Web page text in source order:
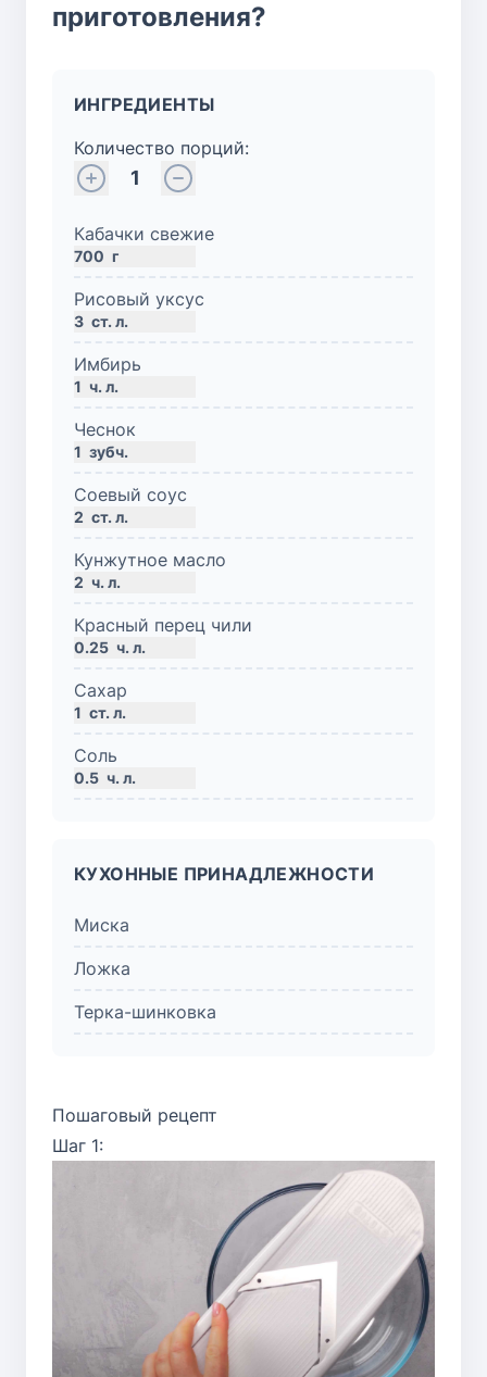
приготовления?
ИНГРЕДИЕНТЫ
Количество порций:
1
Кабачки свежие
700 г
Рисовый уксус
3 ст. л.
Имбирь
1 ч. л.
Чеснок
1 зубч.
Соевый соус
2 ст. л.
Кунжутное масло
2 ч. л.
Красный перец чили
0.25 ч. л.
Сахар
1 ст. л.
Соль
0.5 ч. л.
КУХОННЫЕ ПРИНАДЛЕЖНОСТИ
Миска
Ложка
Терка-шинковка
Пошаговый рецепт
Шаг 1: